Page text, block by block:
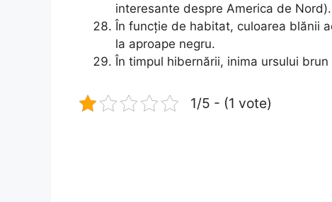
interesante despre America de Nord).
În funcție de habitat, culoarea blănii
la aproape negru.
În timpul hibernării, inima ursului
1/5 - (1 vote)